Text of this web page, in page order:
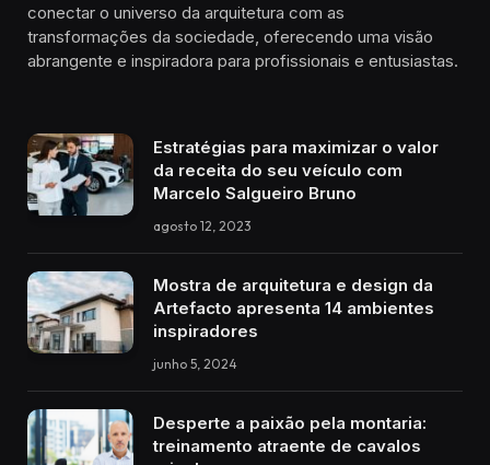
conectar o universo da arquitetura com as
transformações da sociedade, oferecendo uma visão
abrangente e inspiradora para profissionais e entusiastas.
Estratégias para maximizar o valor
da receita do seu veículo com
Marcelo Salgueiro Bruno
agosto 12, 2023
Mostra de arquitetura e design da
Artefacto apresenta 14 ambientes
inspiradores
junho 5, 2024
Desperte a paixão pela montaria:
treinamento atraente de cavalos